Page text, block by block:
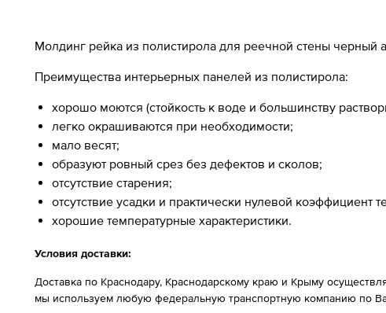
Молдинг рейка из полистирола для реечной стены черный
Преимущества интерьерных панелей из полистирола:
хорошо моются (стойкость к воде и большинству
легко окрашиваются при необходимости;
мало весят;
образуют ровный срез без дефектов и сколов;
отсутствие старения;
отсутствие усадки и практически нулевой коэффициент
хорошие температурные характеристики.
Условия доставки:
Доставка по Краснодару, Краснодарскому краю и Крыму
мы используем любую федеральную транспортную компанию по